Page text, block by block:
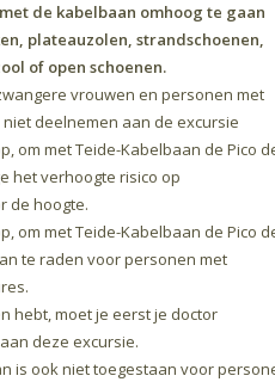
de kabelbaan omhoog te gaan
plateauzolen, strandschoenen,
of open schoenen.
vrouwen en personen met
deelnemen aan de excursie
om met Teide-Kabelbaan de Pico
het verhoogte risico op
de hoogte.
om met Teide-Kabelbaan de Pico
te raden voor personen met
hebt, moet je eerst je doctor
deze excursie.
is ook niet toegestaan voor